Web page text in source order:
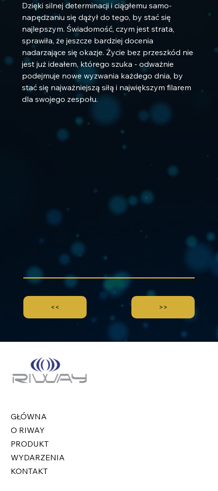
Dzięki silnej determinacji i ciągłemu samo-
napędzaniu się dążył do tego, by stać się
najlepszym. Świadomość, czym jest strata,
sprawiła, że ​​jeszcze bardziej docenia
nadarzające się okazje. Życie bez przeszkód nie
jest już ideałem, którego szuka - odważnie
podejmuje nowe wyzwania każdego dnia, by
stać się najważniejszą siłą i największym filarem
dla swojego zespołu.
<< >>
GŁÓWNA
O RIWAY
PRODUKT
WYDARZENIA
KONTAKT